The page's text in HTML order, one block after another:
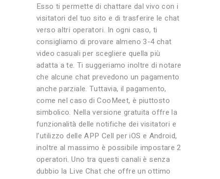
Esso ti permette di chattare dal vivo con i
visitatori del tuo sito e di trasferire le chat
verso altri operatori. In ogni caso, ti
consigliamo di provare almeno 3-4 chat
video casuali per scegliere quella più
adatta a te. Ti suggeriamo inoltre di notare
che alcune chat prevedono un pagamento
anche parziale. Tuttavia, il pagamento,
come nel caso di CooMeet, è piuttosto
simbolico. Nella versione gratuita offre la
funzionalità delle notifiche dei visitatori e
l’utilizzo delle APP Cell per iOS e Android,
inoltre al massimo è possibile impostare 2
operatori. Uno tra questi canali è senza
dubbio la Live Chat che offre un ottimo